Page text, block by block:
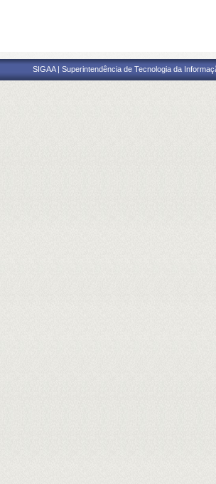
SIGAA | Superintendência de Tecnologia da